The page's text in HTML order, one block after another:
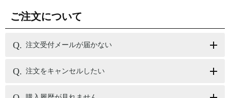
ご注文について
注文受付メールが届かない
注文をキャンセルしたい